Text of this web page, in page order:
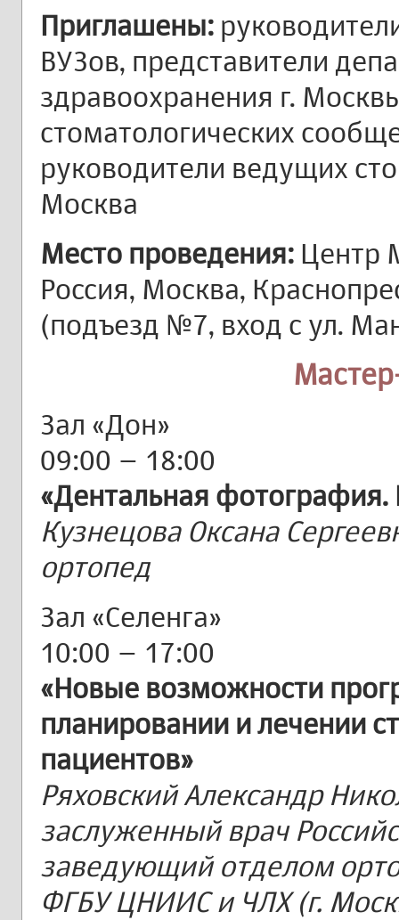
Приглашены:
ВУЗов, представители
здравоохранения г.
стоматологических
руководители ведущих
Москва
Место проведения: Центр
Россия, Москва,
(подъезд №7, вход с ул.
Зал «Дон»
09:00 – 18:00
«Дентальная
Кузнецова Оксана
ортопед
Зал «Селенга»
10:00 – 17:00
«Новые возможности
планировании и лечении
пациентов»
Ряховский Александр
заслуженный врач
заведующий отделом
ФГБУ ЦНИИС и ЧЛХ (г.